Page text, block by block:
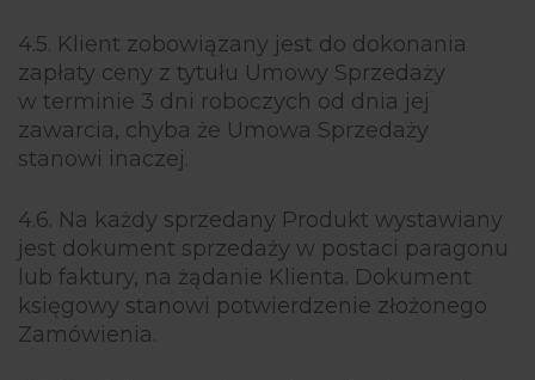
4.5. Klient zobowiązany jest do dokonania
zapłaty ceny z tytułu Umowy Sprzedaży
w terminie 3 dni roboczych od dnia jej
zawarcia, chyba że Umowa Sprzedaży
stanowi inaczej.
4.6. Na każdy sprzedany Produkt wystawiany
jest dokument sprzedaży w postaci paragonu
lub faktury, na żądanie Klienta. Dokument
księgowy stanowi potwierdzenie złożonego
Zamówienia.